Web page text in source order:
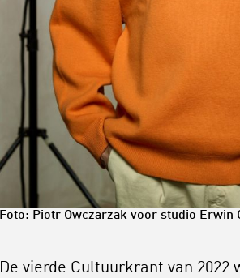
Foto: Piotr Owczarzak voor studio Erwin
De vierde Cultuurkrant van 2022